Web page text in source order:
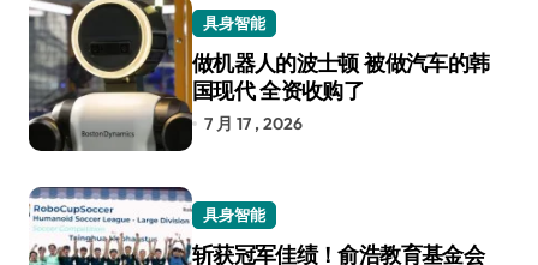
具身智能
做机器人的波士顿 被做汽车的韩
国现代 全资收购了
7 月 17 , 2026
具身智能
斩获冠军佳绩！俞浩教育基金会